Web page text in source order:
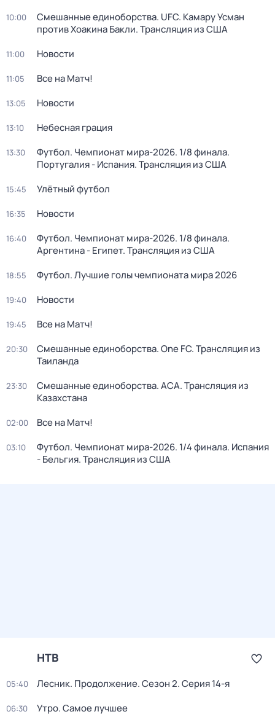
10:00
Смешанные единоборства. UFC. Камару Усман
против Хоакина Бакли. Трансляция из США
11:00 Новости
11:05 Все на Матч!
13:05 Новости
13:10 Небесная грация
13:30
Футбол. Чемпионат мира-2026. 1/8 финала.
Португалия - Испания. Трансляция из США
15:45 Улётный футбол
16:35 Новости
16:40
Футбол. Чемпионат мира-2026. 1/8 финала.
Аргентина - Египет. Трансляция из США
18:55 Футбол. Лучшие голы чемпионата мира 2026
19:40 Новости
19:45 Все на Матч!
20:30
Смешанные единоборства. One FC. Трансляция из
Таиланда
23:30
Смешанные единоборства. АСА. Трансляция из
Казахстана
02:00 Все на Матч!
03:10
Футбол. Чемпионат мира-2026. 1/4 финала. Испания
- Бельгия. Трансляция из США
НТВ
05:40 Лесник. Продолжение. Сезон 2. Серия 14-я
06:30 Утро. Самое лучшее